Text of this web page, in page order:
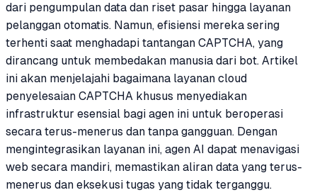
dari pengumpulan data dan riset pasar hingga layanan
pelanggan otomatis. Namun, efisiensi mereka sering
terhenti saat menghadapi tantangan CAPTCHA, yang
dirancang untuk membedakan manusia dari bot. Artikel
ini akan menjelajahi bagaimana layanan cloud
penyelesaian CAPTCHA khusus menyediakan
infrastruktur esensial bagi agen ini untuk beroperasi
secara terus-menerus dan tanpa gangguan. Dengan
mengintegrasikan layanan ini, agen AI dapat menavigasi
web secara mandiri, memastikan aliran data yang terus-
menerus dan eksekusi tugas yang tidak terganggu.